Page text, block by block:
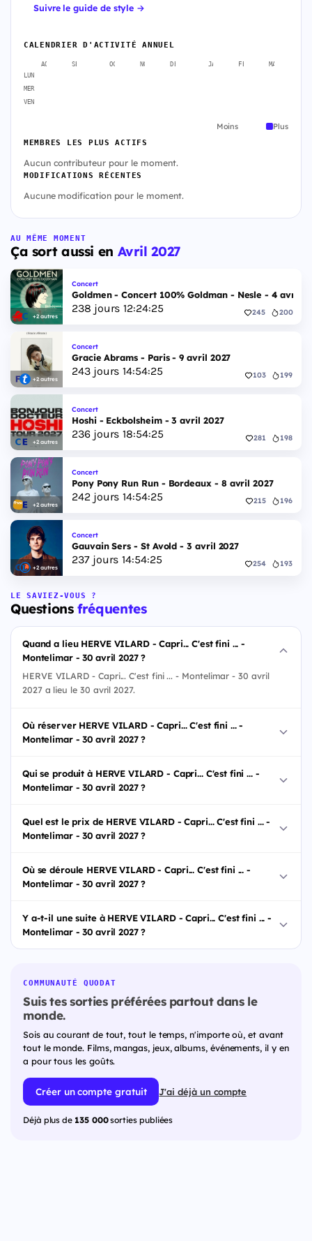
Suivre le guide de style →
CALENDRIER D'ACTIVITÉ ANNUEL
AOÛT SEPT. OCT. NOV. DÉC. JANV. FÉVR. MARS
LUN
MER
VEN
Moins Plus
MEMBRES LES PLUS ACTIFS
Aucun contributeur pour le moment.
MODIFICATIONS RÉCENTES
Aucune modification pour le moment.
AU MÊME MOMENT
Ça sort aussi en Avril 2027
+2 autres
Concert
Goldmen - Concert 100% Goldman - Nesle - 4 avril
238 jours 12:24:24 245 200
+2 autres
Concert
Gracie Abrams - Paris - 9 avril 2027
243jours 14:54:24 103 199
+2 autres
Concert
Hoshi - Eckbolsheim - 3 avril 2027
236jours 18:54:24 281 198
+2 autres
Concert
Pony Pony Run Run - Bordeaux - 8 avril 2027
242jours 14:54:24 215 196
+2 autres
Concert
Gauvain Sers - St Avold - 3 avril 2027
237jours 14:54:24 254 193
LE SAVIEZ-VOUS ?
Questionsfréquentes
Quand a lieu HERVE VILARD - Capri... C'est fini ... -
Montelimar - 30 avril 2027 ?
HERVE VILARD - Capri... C'est fini ... - Montelimar - 30 avril
2027 a lieu le 30 avril 2027.
Où réserver HERVE VILARD - Capri... C'est fini ... -
Montelimar - 30 avril 2027 ?
Qui se produit à HERVE VILARD - Capri... C'est fini ... -
Montelimar - 30 avril 2027 ?
Quel est le prix de HERVE VILARD - Capri... C'est fini ... -
Montelimar - 30 avril 2027 ?
Où se déroule HERVE VILARD - Capri... C'est fini ... -
Montelimar - 30 avril 2027 ?
Y a-t-il une suite à HERVE VILARD - Capri... C'est fini ... -
Montelimar - 30 avril 2027 ?
COMMUNAUTÉ QUODAT
Suis tes sorties préférées partout dans le
monde.
Sois au courant de tout, tout le temps, n'importe où, et avant
tout le monde. Films, mangas, jeux, albums, événements, il y en
a pour tous les goûts.
Créer un compte gratuit J'ai déjà un compte
Déjà plus de 135 000sorties publiées